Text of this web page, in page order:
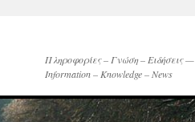
Πληροφορίες – Γνώση – Ειδήσεις —
Information – Knowledge – News